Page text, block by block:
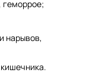
геморрое;
нарывов,